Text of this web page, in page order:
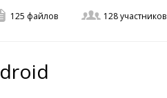
125 файлов 128участников